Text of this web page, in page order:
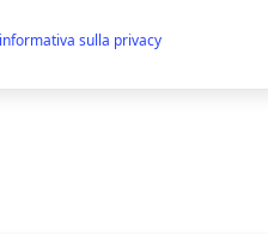
sulla privacy